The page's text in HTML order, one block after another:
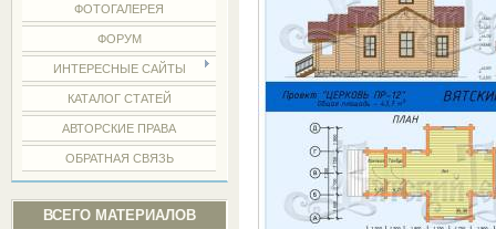
ФОТОГАЛЕРЕЯ
ФОРУМ
ИНТЕРЕСНЫЕ САЙТЫ
КАТАЛОГ СТАТЕЙ
АВТОРСКИЕ ПРАВА
ОБРАТНАЯ СВЯЗЬ
ВСЕГО МАТЕРИАЛОВ